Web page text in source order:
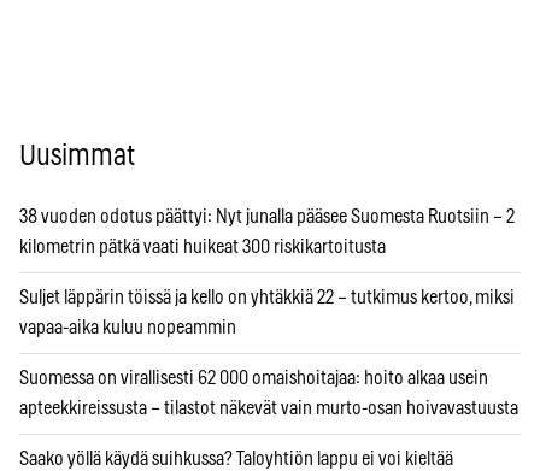
Uusimmat
38 vuoden odotus päättyi: Nyt junalla pääsee Suomesta Ruotsiin – 2
kilometrin pätkä vaati huikeat 300 riskikartoitusta
Suljet läppärin töissä ja kello on yhtäkkiä 22 – tutkimus kertoo, miksi
vapaa-aika kuluu nopeammin
Suomessa on virallisesti 62 000 omaishoitajaa: hoito alkaa usein
apteekkireissusta – tilastot näkevät vain murto-osan hoivavastuusta
Saako yöllä käydä suihkussa? Taloyhtiön lappu ei voi kieltää